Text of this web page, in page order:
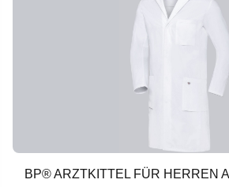
BP® ARZTKITTEL FÜR HERREN